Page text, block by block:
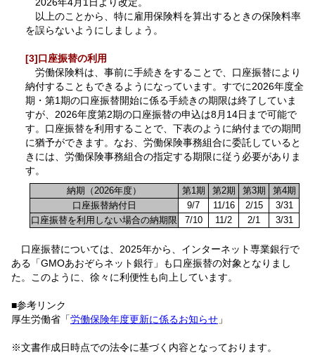
2026年4月1日より改定。
以上のことから、特に雇用保険料を算出するときの保険料率
を誤らないようにしましょう。
[3]口座振替の利用
労働保険料は、事前に手続きをすることで、口座振替により
納付することもできるようになっています。すでに2026年度全
期・第1期の口座振替開始に係る手続きの期限は終了していま
すが、2026年度第2期の口座振替の申込は8月14日まで可能で
す。口座振替を利用することで、下表のように納付までの期間
に猶予ができます。なお、労働保険事務組合に委託していると
きには、労働保険事務組合の指定する期限に従う必要がありま
す。
納期（2026年度） 第1期 第2期 第3期
第4期
口座振替納付日
9/7 11/16 2/15
3/31
口座振替を利用しない場合の納期限
7/10 11/2 2/1 3/31
口座振替については、2025年から、インターネット専業銀行で
ある「GMOあおぞらネット銀行」も口座振替の対象となりまし
た。このように、徐々に利便性も向上しています。
■参考リンク
厚生労働省「労働保険年度更新に係るお知らせ 」
※文書作成日時点での法令に基づく内容となっております。